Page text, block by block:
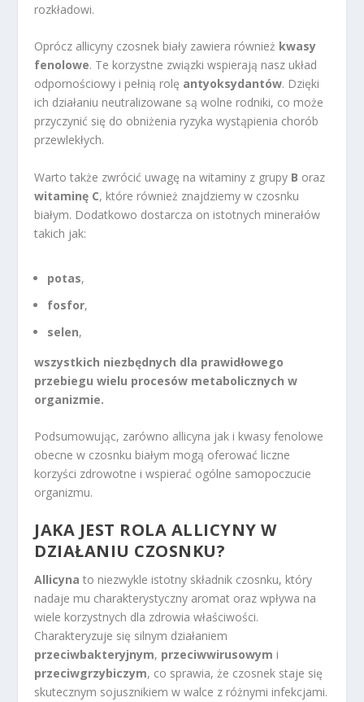
rozkładowi.
Oprócz allicyny czosnek biały zawiera również kwasy
fenolowe. Te korzystne związki wspierają nasz układ
odpornościowy i pełnią rolę antyoksydantów. Dzięki
ich działaniu neutralizowane są wolne rodniki, co może
przyczynić się do obniżenia ryzyka wystąpienia chorób
przewlekłych.
Warto także zwrócić uwagę na witaminy z grupy B oraz
witaminę C, które również znajdziemy w czosnku
białym. Dodatkowo dostarcza on istotnych minerałów
takich jak:
potas,
fosfor,
selen,
wszystkich niezbędnych dla prawidłowego
przebiegu wielu procesów metabolicznych w
organizmie.
Podsumowując, zarówno allicyna jak i kwasy fenolowe
obecne w czosnku białym mogą oferować liczne
korzyści zdrowotne i wspierać ogólne samopoczucie
organizmu.
JAKA JEST ROLA ALLICYNY W
DZIAŁANIU CZOSNKU?
Allicyna to niezwykle istotny składnik czosnku, który
nadaje mu charakterystyczny aromat oraz wpływa na
wiele korzystnych dla zdrowia właściwości.
Charakteryzuje się silnym działaniem
przeciwbakteryjnym, przeciwwirusowym i
przeciwgrzybiczym, co sprawia, że czosnek staje się
skutecznym sojusznikiem w walce z różnymi infekcjami.